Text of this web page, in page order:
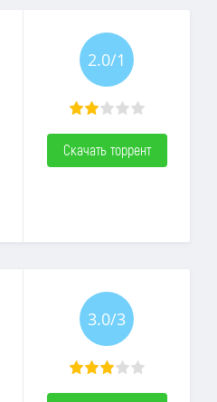
2.0/1
Скачать торрент
3.0/3